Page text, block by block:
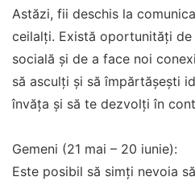
Astăzi, fii deschis la
ceilalți. Există oportunități
socială și de a face noi
să asculți și să împărtășești
învăța și să te dezvolți în
Gemeni (21 mai – 20 iunie):
Este posibil să simți nevoia